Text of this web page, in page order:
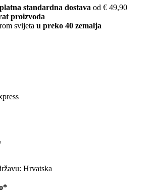
standardna dostava od € 49,90
proizvoda
svijeta u preko 40 zemalja
Hrvatska